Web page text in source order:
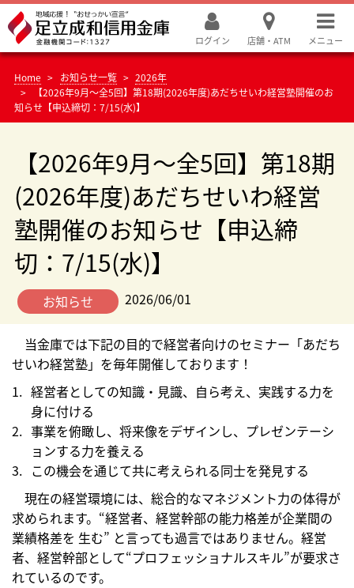
ログイン 店舗・ATM メニュー
Home お知らせ一覧
2026年
【2026年9月～全5回】第18期(2026年度)あだちせいわ経営塾開催のお
知らせ【申込締切：7/15(水)】
【2026年9月～全5回】第18期
(2026年度)あだちせいわ経営
塾開催のお知らせ【申込締
切：7/15(水)】
お知らせ 2026/06/01
当金庫では下記の目的で経営者向けのセミナー「あだち
せいわ経営塾」を毎年開催しております！
経営者としての知識・見識、自ら考え、実践する力を
身に付ける
事業を俯瞰し、将来像をデザインし、プレゼンテーシ
ョンする力を養える
この機会を通じて共に考えられる同士を発見する
現在の経営環境には、総合的なマネジメント力の体得が
求められます。“経営者、経営幹部の能力格差が企業間の
業績格差を 生む” と言っても過言ではありません。経営
者、経営幹部として“プロフェッショナルスキル”が要求さ
れているのです。